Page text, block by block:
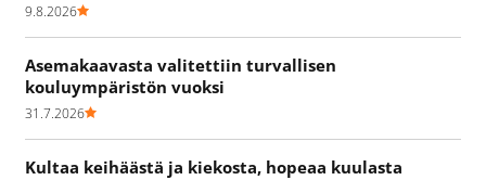
9.8.2026
Asemakaavasta valitettiin turvallisen
kouluympäristön vuoksi
31.7.2026
Kultaa keihäästä ja kiekosta, hopeaa kuulasta